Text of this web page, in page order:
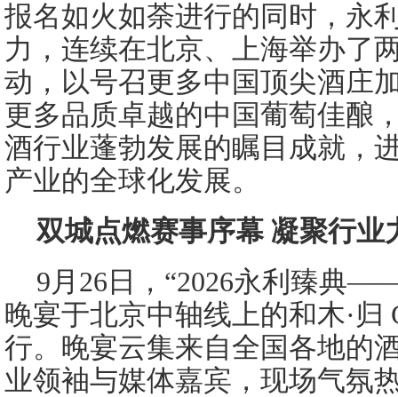
报名如火如荼进行的同时，永
力，连续在北京、上海举办了
动，以号召更多中国顶尖酒庄
更多品质卓越的中国葡萄佳酿
酒行业蓬勃发展的瞩目成就，
产业的全球化发展。
双城点燃赛事序幕 凝聚行业
9月26日，“2026永利臻典
晚宴于北京中轴线上的和木·归
行。晚宴云集来自全国各地的
业领袖与媒体嘉宾，现场气氛